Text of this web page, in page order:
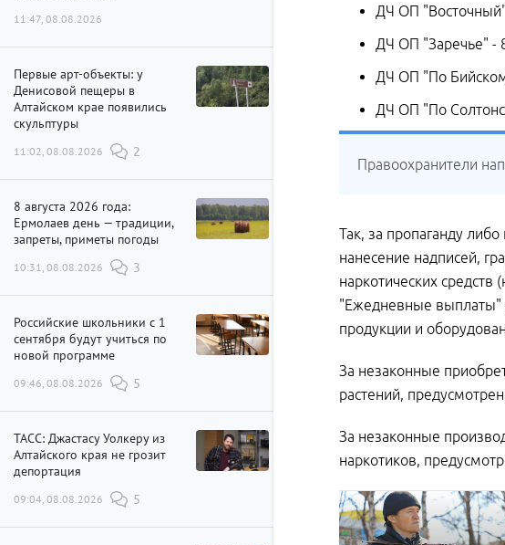
11:47, 08.08.2026
Первые арт-объекты: у
Денисовой пещеры в
Алтайском крае появились
скульптуры
11:02, 08.08.2026 2
8 августа 2026 года:
Ермолаев день — традиции,
запреты, приметы погоды
10:31, 08.08.2026 3
Российские школьники с 1
сентября будут учиться по
новой программе
09:46, 08.08.2026 5
ТАСС: Джастасу Уолкеру из
Алтайского края не грозит
депортация
09:04, 08.08.2026 5
ДЧ ОП
ДЧ ОП "Заречье" -
ДЧ ОП "По
ДЧ ОП "По
Правоохранители
Так, за пропаганду
нанесение надписей,
наркотических
"Ежедневные выплаты"
продукции и
За незаконные
растений,
За незаконные
наркотиков,